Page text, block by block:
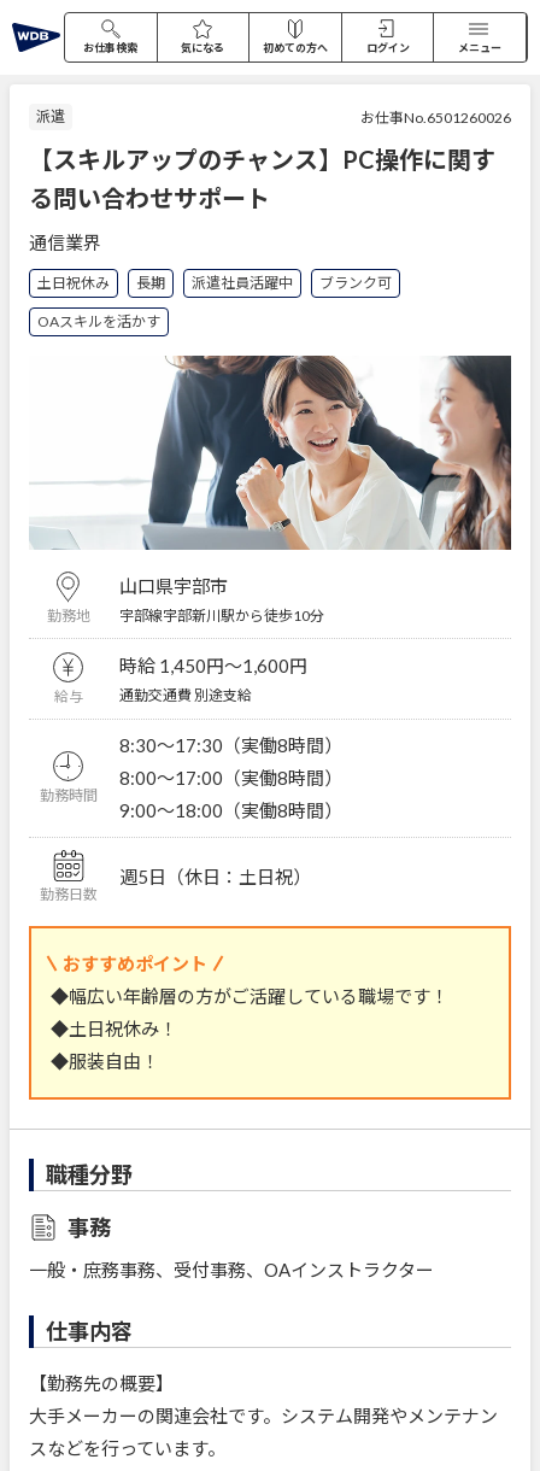
お仕事検索 気になる 初めての方へ ログイン メニュー
派遣 お仕事No.6501260026
【スキルアップのチャンス】PC操作に関す
る問い合わせサポート
通信業界
土日祝休み 長期 派遣社員活躍中 ブランク可
OAスキルを活かす
勤務地
山口県宇部市
宇部線宇部新川駅から徒歩10分
給与
時給 1,450円〜1,600円
通勤交通費 別途支給
勤務時間
8:30～17:30（実働8時間）
8:00～17:00（実働8時間）
9:00～18:00（実働8時間）
勤務日数
週5日（休日：土日祝）
おすすめポイント
◆幅広い年齢層の方がご活躍している職場です！
◆土日祝休み！
◆服装自由！
職種分野
事務
一般・庶務事務、受付事務、OAインストラクター
仕事内容
【勤務先の概要】
大手メーカーの関連会社です。システム開発やメンテナン
スなどを行っています。